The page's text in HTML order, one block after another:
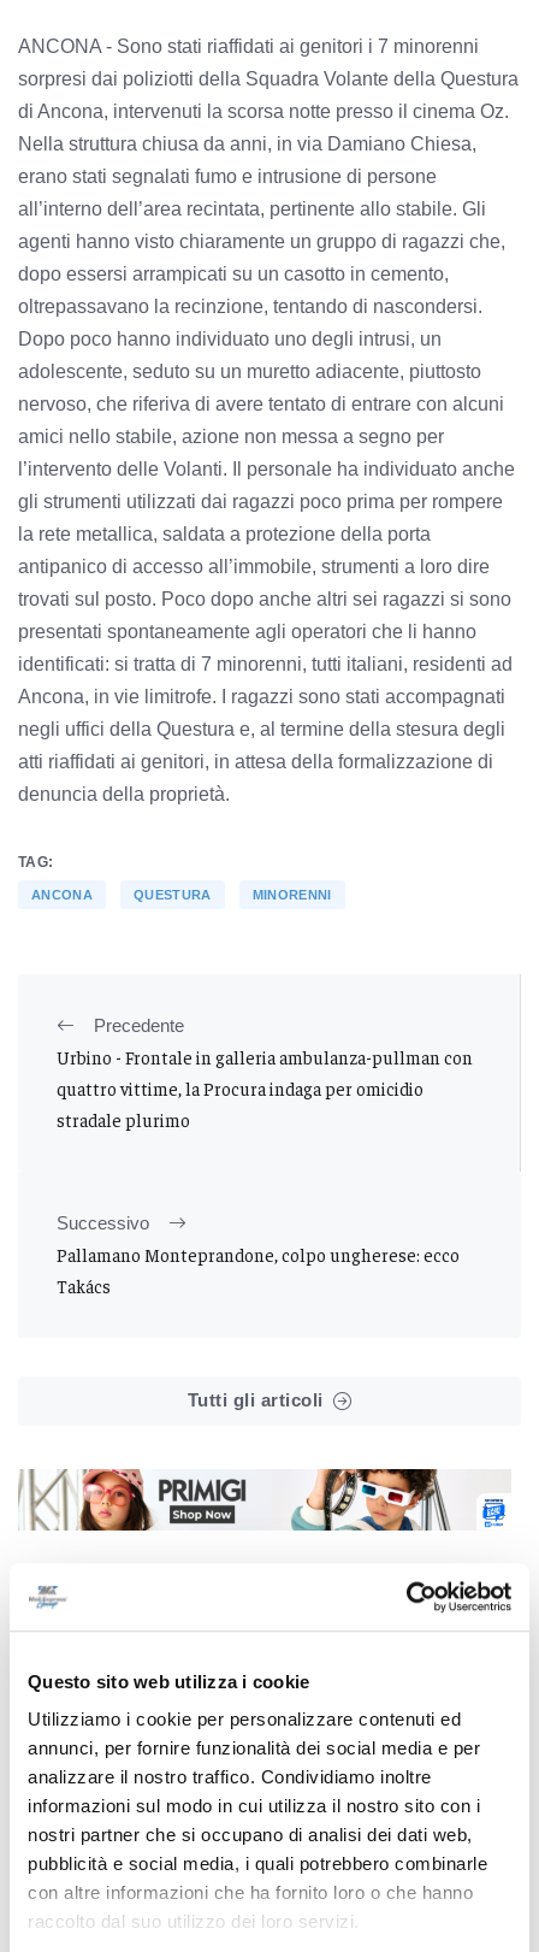
Questo sito web utilizza i cookie
Utilizziamo i cookie per personalizzare contenuti ed
annunci, per fornire funzionalità dei social media e per
analizzare il nostro traffico. Condividiamo inoltre
informazioni sul modo in cui utilizza il nostro sito con i
nostri partner che si occupano di analisi dei dati web,
pubblicità e social media, i quali potrebbero combinarle
con altre informazioni che ha fornito loro o che hanno
raccolto dal suo utilizzo dei loro servizi.
ANCONA - Sono stati riaffidati ai genitori i 7 minorenni
sorpresi dai poliziotti della Squadra Volante della Questura
di Ancona, intervenuti la scorsa notte presso il cinema Oz.
Nella struttura chiusa da anni, in via Damiano Chiesa,
erano stati segnalati fumo e intrusione di persone
all’interno dell’area recintata, pertinente allo stabile. Gli
agenti hanno visto chiaramente un gruppo di ragazzi che,
dopo essersi arrampicati su un casotto in cemento,
oltrepassavano la recinzione, tentando di nascondersi.
Dopo poco hanno individuato uno degli intrusi, un
adolescente, seduto su un muretto adiacente, piuttosto
nervoso, che riferiva di avere tentato di entrare con alcuni
amici nello stabile, azione non messa a segno per
l’intervento delle Volanti. Il personale ha individuato anche
gli strumenti utilizzati dai ragazzi poco prima per rompere
la rete metallica, saldata a protezione della porta
antipanico di accesso all’immobile, strumenti a loro dire
trovati sul posto. Poco dopo anche altri sei ragazzi si sono
presentati spontaneamente agli operatori che li hanno
identificati: si tratta di 7 minorenni, tutti italiani, residenti ad
Ancona, in vie limitrofe. I ragazzi sono stati accompagnati
negli uffici della Questura e, al termine della stesura degli
atti riaffidati ai genitori, in attesa della formalizzazione di
denuncia della proprietà.
TAG:
ANCONA QUESTURA MINORENNI
Precedente
Urbino - Frontale in galleria ambulanza-pullman con
quattro vittime, la Procura indaga per omicidio
stradale plurimo
Successivo
Pallamano Monteprandone, colpo ungherese: ecco
Takács
Tutti gli articoli
Correlati